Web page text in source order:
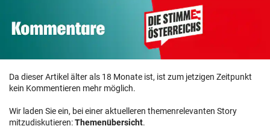
Da dieser Artikel älter als 18 Monate ist, ist zum jetzigen Zeitpunkt
kein Kommentieren mehr möglich.
Wir laden Sie ein, bei einer aktuelleren themenrelevanten Story
mitzudiskutieren:Themenübersicht.